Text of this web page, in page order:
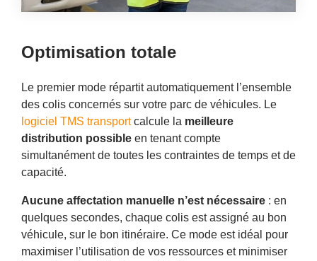
Optimisation totale
Le premier mode répartit automatiquement l’ensemble
des colis concernés sur votre parc de véhicules. Le
logiciel TMS transportcalcule la meilleure
distribution possible en tenant compte
simultanément de toutes les contraintes de temps et de
capacité.
Aucune affectation manuelle n’est nécessaire : en
quelques secondes, chaque colis est assigné au bon
véhicule, sur le bon itinéraire. Ce mode est idéal pour
maximiser l’utilisation de vos ressources et minimiser